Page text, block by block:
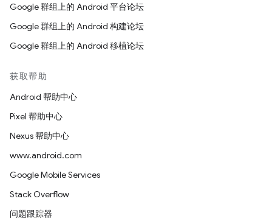
Google 群组上的 Android 平台论坛
Google 群组上的 Android 构建论坛
Google 群组上的 Android 移植论坛
获取帮助
Android 帮助中心
Pixel 帮助中心
Nexus 帮助中心
www.android.com
Google Mobile Services
Stack Overflow
问题跟踪器